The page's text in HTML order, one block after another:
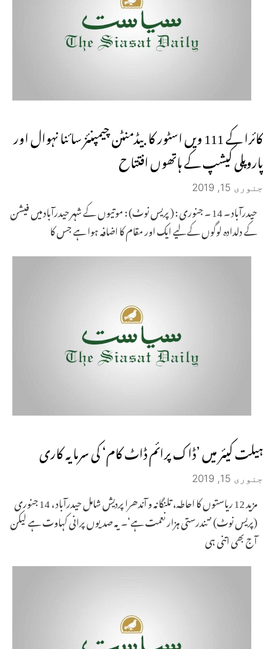
کائرا کے 111 ویں اسٹور کا بیڈمنٹن چیمپنئز سائنا نہوال اور
پاروپلی کیشپ کے ہاتھوں افتتاح
جنوری 15, 2019
حیدرآباد ۔ 14 ۔ جنوری : ( پریس نوٹ) : موتیوں کے شہر حیدرآباد میں فیشن
کے دلدادہ لوگوں کے لیے ایک اور مقام کا اضافہ ہوا ہے جس کا
ہیلت کیئر میں ’ڈاک پرائم ڈاٹ کام‘ کی سرمایہ کاری
جنوری 15, 2019
مزید 12 ریاستوں کا احاطہ، تلنگانہ و آندھرا پردیش شامل حیدرآباد ، 14 جنوری
(پریس نوٹ) ’تندرستی ہزار نعمت ہے‘۔ یہ صدیوں پرانی کہاوت ہے لیکن
آج بھی اتنی ہی